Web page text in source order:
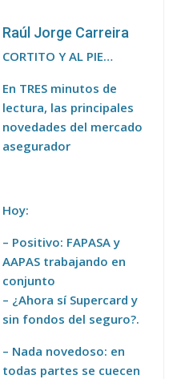
Raúl Jorge Carreira
CORTITO Y AL PIE…
En TRES minutos de
lectura, las principales
novedades del mercado
asegurador
Hoy:
– Positivo: FAPASA y
AAPAS trabajando en
conjunto
– ¿Ahora sí Supercard y
sin fondos del seguro?.
– Nada novedoso: en
todas partes se cuecen